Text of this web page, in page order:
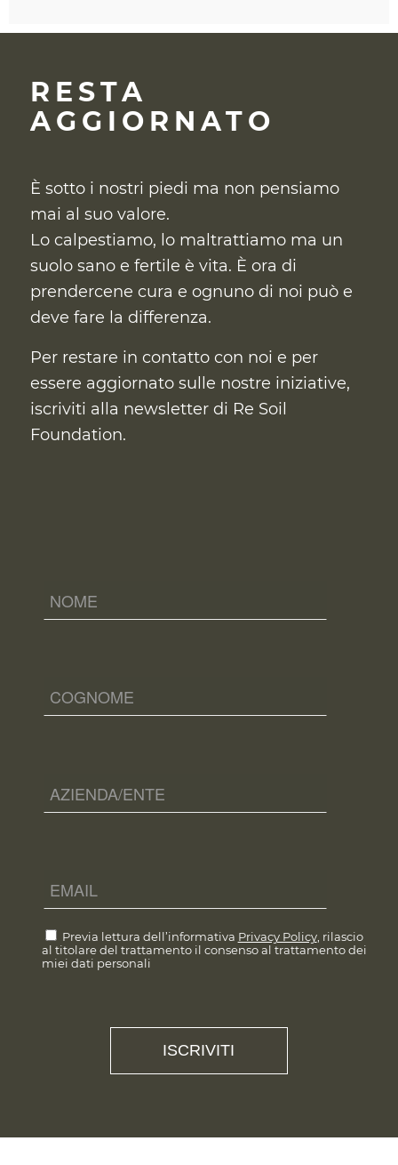
RESTA
AGGIORNATO
È sotto i nostri piedi ma non pensiamo
mai al suo valore.
Lo calpestiamo, lo maltrattiamo ma un
suolo sano e fertile è vita. È ora di
prendercene cura e ognuno di noi può e
deve fare la differenza.
Per restare in contatto con noi e per
essere aggiornato sulle nostre iniziative,
iscriviti alla newsletter di Re Soil
Foundation.
Previa lettura dell’informativa Privacy Policy, rilascio
al titolare del trattamento il consenso al trattamento dei
miei dati personali